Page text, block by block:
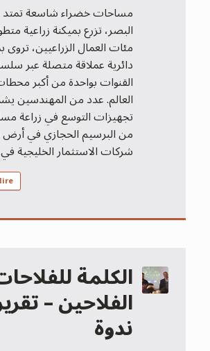
مساحات خضراء شاسعة
البصر، تزرع بميكنة زراعية
مئات العمال الزراعيين، تروى
دائرية عملاقة متصلة عبر
القنوات بواحدة من أكبر
العالم. عدد من المهندسين
تجهيزات التوسع في زراعة
من البرسيم الحجازي في أرض
شركات الاستثمار الخليجية
الكلمة
الفلاحين –
ندوة